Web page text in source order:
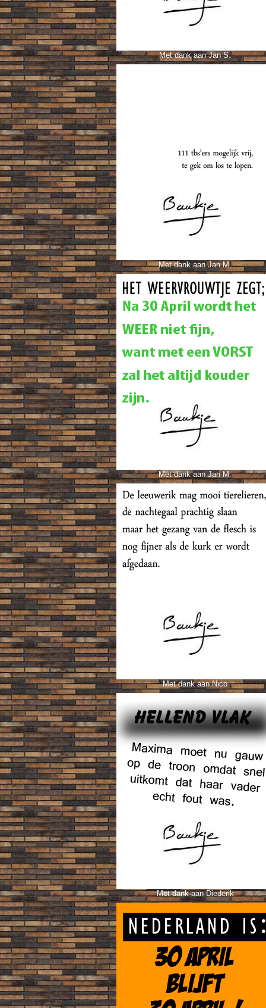
Met dank aan Jan S.
Met dank aan Jan M.
Met dank aan Jan M.
Met dank aan Nico
Met dank aan Diederik